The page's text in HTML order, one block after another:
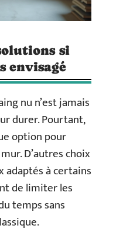
si
envisagé
nu n’est jamais
durer. Pourtant,
option pour
D’autres choix
à certains
de limiter les
temps sans